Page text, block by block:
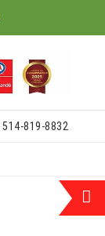
514-819-8832